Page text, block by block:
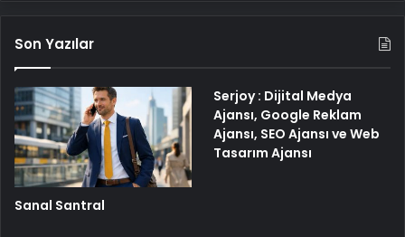
Son Yazılar
Sanal Santral
Serjoy : Dijital Medya
Ajansı, Google Reklam
Ajansı, SEO Ajansı ve Web
Tasarım Ajansı